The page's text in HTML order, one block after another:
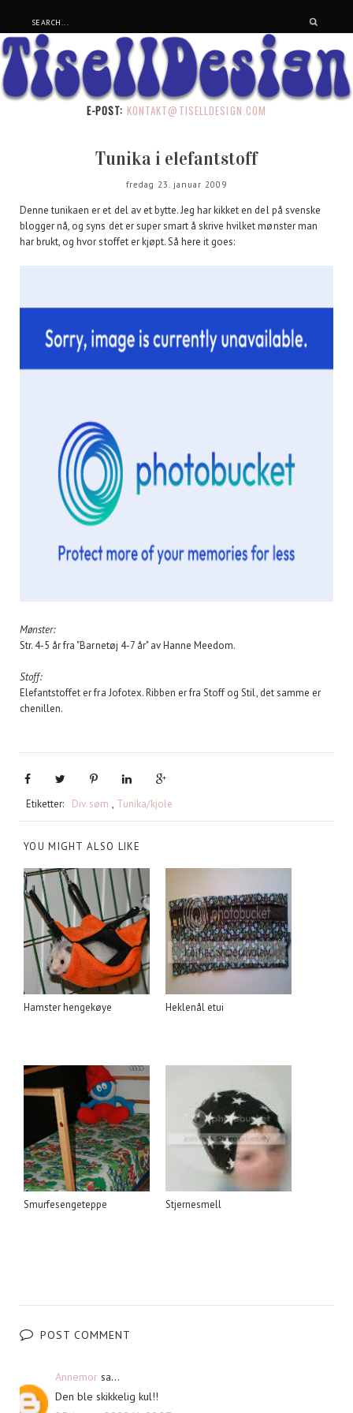
E-POST: KONTAKT@TISELLDESIGN.COM
Tunika i elefantstoff
fredag 23. januar 2009
Denne tunikaen er et del av et bytte. Jeg har kikket en del på svenske
blogger nå, og syns det er super smart å skrive hvilket mønster man
har brukt, og hvor stoffet er kjøpt. Så here it goes:
Mønster:
Str. 4-5 år fra "Barnetøj 4-7 år" av Hanne Meedom.
Stoff:
Elefantstoffet er fra Jofotex. Ribben er fra Stoff og Stil, det samme er
chenillen.
Etiketter: Div. søm , Tunika/kjole
YOU MIGHT ALSO LIKE
Hamster hengekøye Heklenål etui
Smurfesengeteppe Stjernesmell
POST COMMENT
Annemor sa...
Den ble skikkelig kul!!